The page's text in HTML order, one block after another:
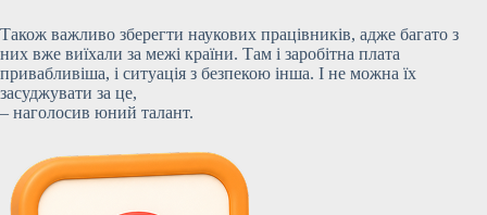
Також важливо зберегти наукових працівників, адже багато з
них вже виїхали за межі країни. Там і заробітна плата
привабливіша, і ситуація з безпекою інша. І не можна їх
засуджувати за це,
– наголосив юний талант.